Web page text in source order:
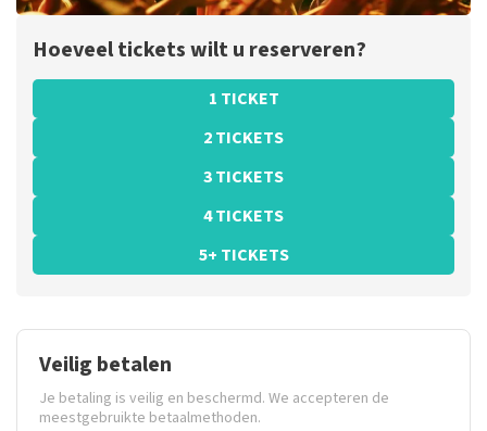
Hoeveel tickets wilt u reserveren?
1 TICKET
2 TICKETS
3 TICKETS
4 TICKETS
5+ TICKETS
Veilig betalen
Je betaling is veilig en beschermd. We accepteren de
meestgebruikte betaalmethoden.